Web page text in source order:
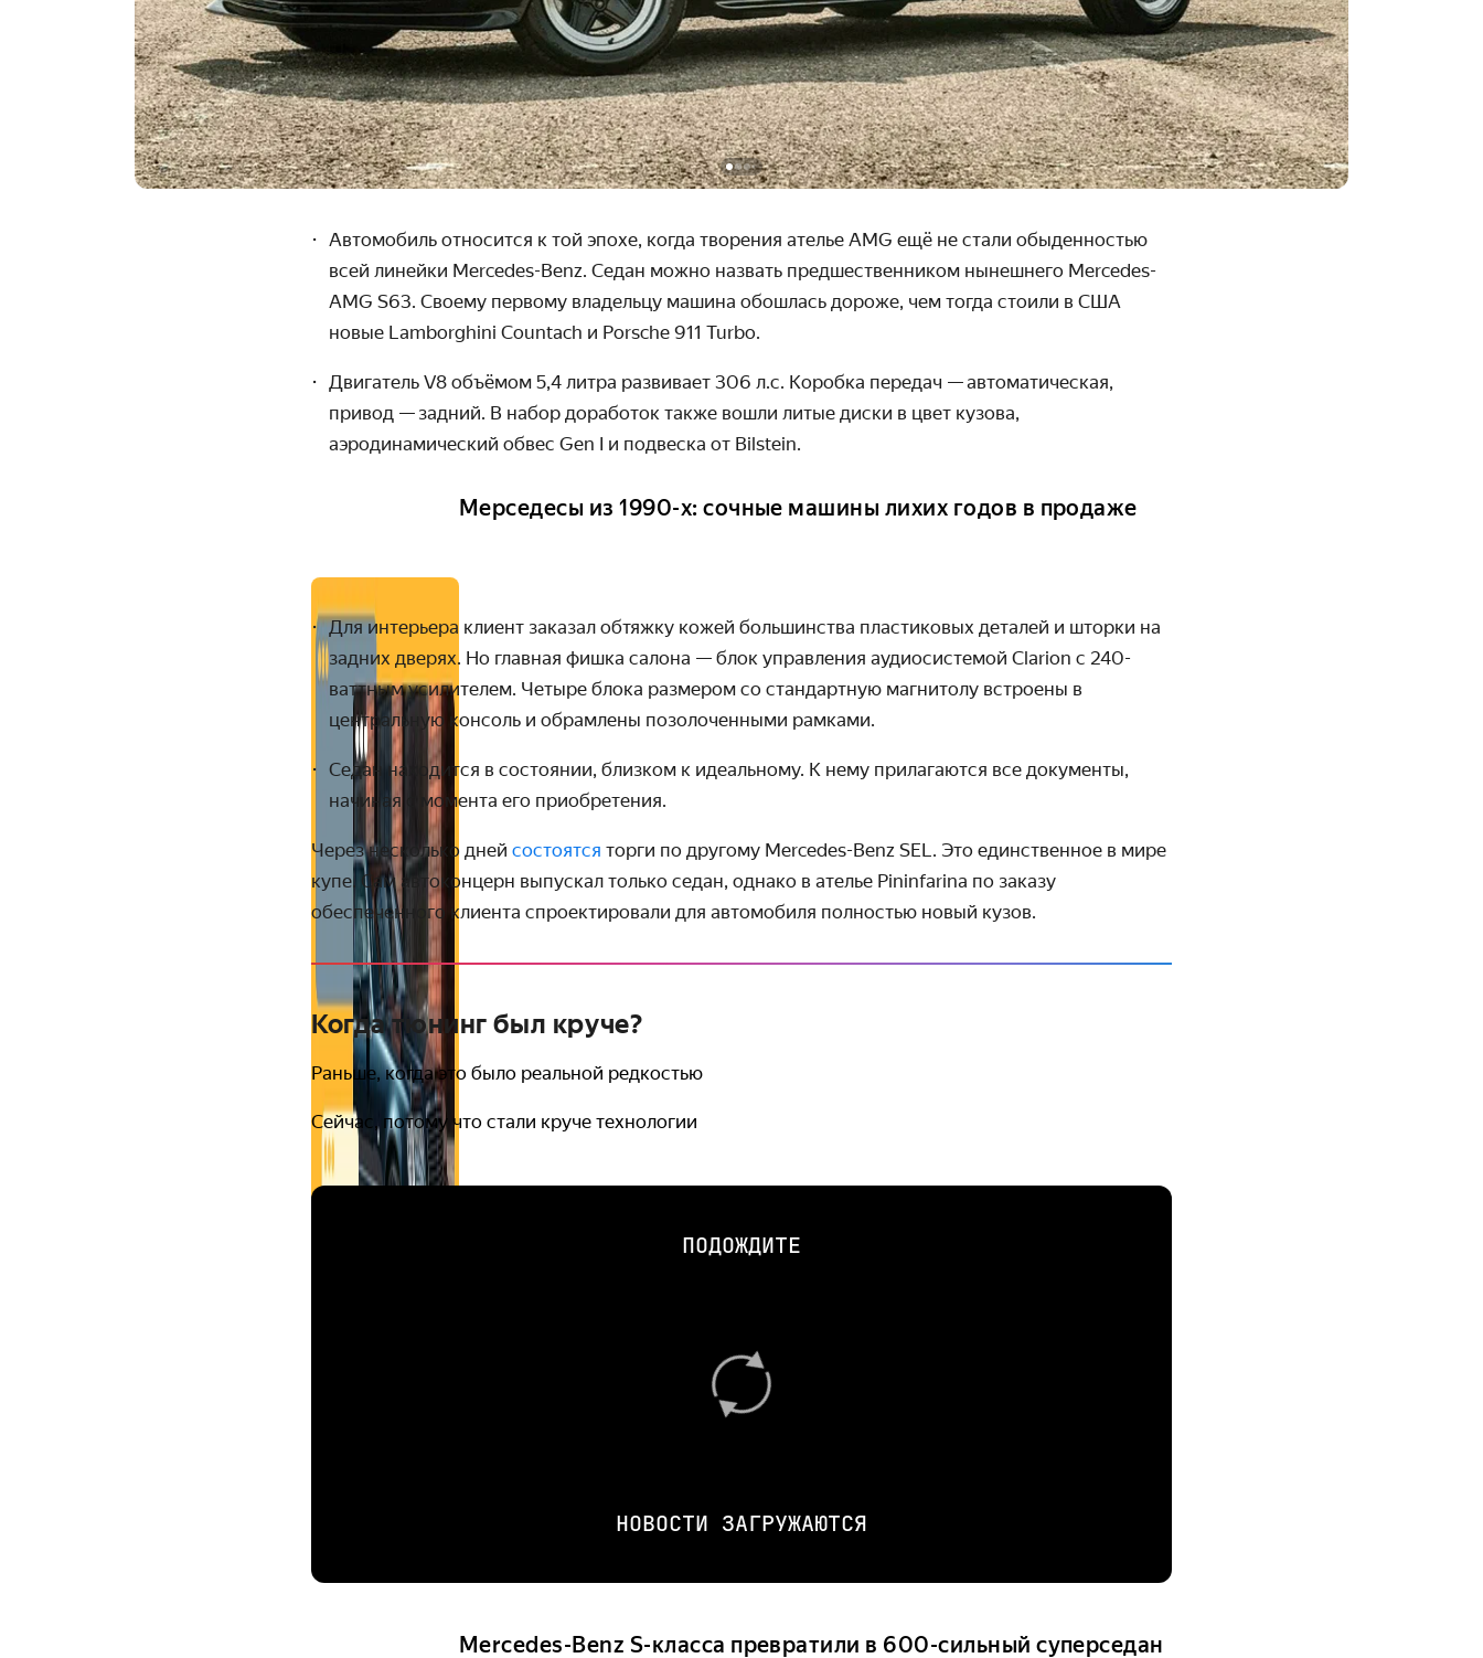
Автомобиль относится к той эпохе, когда творения ателье AMG ещё не стали обыденностью
всей линейки Mercedes-Benz. Седан можно назвать предшественником нынешнего Mercedes-
AMG S63. Своему первому владельцу машина обошлась дороже, чем тогда стоили в США
новые Lamborghini Countach и Porsche 911 Turbo.
Двигатель V8 объёмом 5,4 литра развивает 306 л.с. Коробка передач —автоматическая,
привод — задний. В набор доработок также вошли литые диски в цвет кузова,
аэродинамический обвес Gen I и подвеска от Bilstein.
Мерседесы из 1990-х: сочные машины лихих годов в продаже
Для интерьера клиент заказал обтяжку кожей большинства пластиковых деталей и шторки на
задних дверях. Но главная фишка салона — блок управления аудиосистемой Сlarion с 240-
ваттным усилителем. Четыре блока размером со стандартную магнитолу встроены в
центральную консоль и обрамлены позолоченными рамками.
Седан находится в состоянии, близком к идеальному. К нему прилагаются все документы,
начиная с момента его приобретения.
Через несколько дней состоятся торги по другому Mercedes-Benz SEL. Это единственное в мире
купе. Сам автоконцерн выпускал только седан, однако в ателье Pininfarina по заказу
обеспеченного клиента спроектировали для автомобиля полностью новый кузов.
Когда тюнинг был круче?
Раньше, когда это было реальной редкостью
Сейчас, потому что стали круче технологии
ПОДОЖДИТЕ
НОВОСТИ ЗАГРУЖАЮТСЯ
Mercedes-Benz S-класса превратили в 600-сильный суперседан